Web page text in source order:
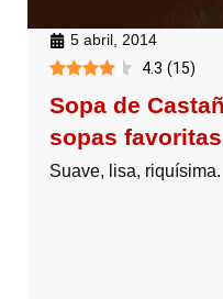
5 abril, 2014
4.3 (15)
Sopa de
sopas favoritas
Suave, lisa, riquísima.